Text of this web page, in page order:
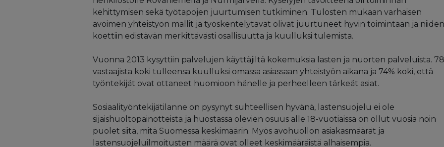
kehittymisen sekä työtapojen juurtumisen tutkiminen. Tulosten mukaan varhaisen
avoimen yhteistyön mallit ja työskentelytavat olivat juurtuneet hyvin toimintaan ja niiden
koettiin edistävän merkittävästi osallisuutta ja kuulluksi tulemista.
Vuonna 2013 kysyttiin palvelujen käyttäjiltä kokemuksia lasten ja nuorten palveluista.
vastaajista koki tulleensa kuulluksi omassa asiassaan yhteistyön aikana ja 74% koki, että
työntekijät ovat ottaneet huomioon hänelle ja perheelleen tärkeät asiat.
Sosiaalityöntekijätilanne on pysynyt suhteellisen hyvänä, lastensuojelu ei ole
sijaishuoltopainotteista ja huostassa olevien osuus alle 18-vuotiaissa on ollut vuosia noin
puolet siitä, mitä Suomessa keskimäärin. Myös avohuollon asiakasmäärät ja
lastensuojeluilmoitusten määrä ovat olleet keskimääräistä alhaisempia.